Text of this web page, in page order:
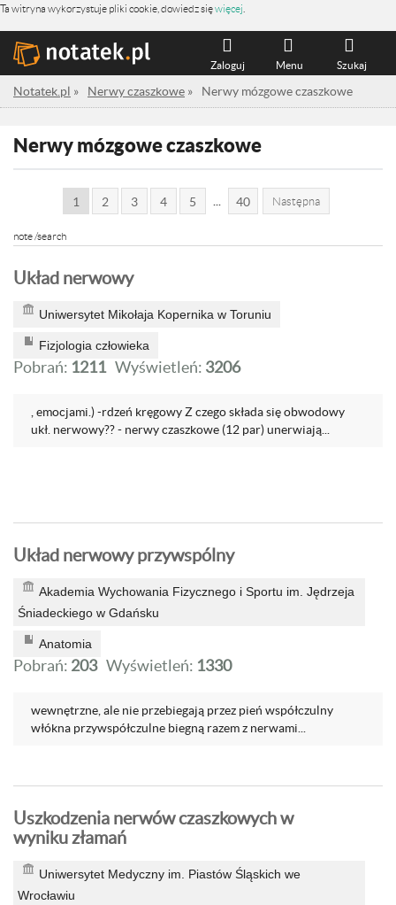
Ta witryna wykorzystuje pliki cookie, dowiedz sięwięcej
Szukaj
Menu
Zaloguj
Notatek.pl » Nerwy czaszkowe » Nerwy mózgowe czaszkowe
Nerwy mózgowe czaszkowe
1 2 3 4 5 40 Następna
note /search
Układ nerwowy
Uniwersytet Mikołaja Kopernika w Toruniu
Fizjologia człowieka
Pobrań: 1211 Wyświetleń: 3206
, emocjami.) -rdzeń kręgowy Z czego składa się obwodowy
ukł. nerwowy?? - nerwy czaszkowe (12 par) unerwiają...
Układ nerwowy przywspólny
Akademia Wychowania Fizycznego i Sportu im. Jędrzeja
Śniadeckiego w Gdańsku
Anatomia
Pobrań: 203 Wyświetleń: 1330
wewnętrzne, ale nie przebiegają przez pień współczulny
włókna przywspółczulne biegną razem z nerwami...
Uszkodzenia nerwów czaszkowych w
wyniku złamań
Uniwersytet Medyczny im. Piastów Śląskich we
Wrocławiu